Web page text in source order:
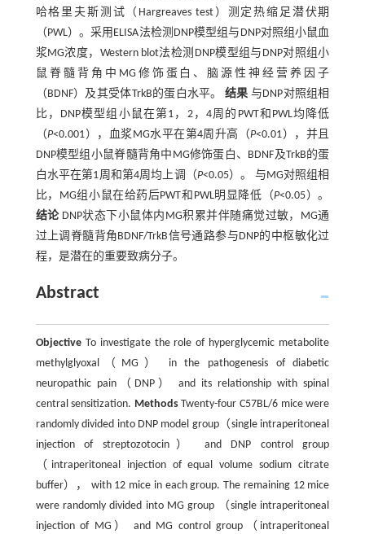
哈格里夫斯测试（Hargreaves test）测定热缩足潜伏期
（PWL）。采用ELISA法检测DNP模型组与DNP对照组小鼠血
浆MG浓度，Western blot法检测DNP模型组与DNP对照组小
鼠脊髓背角中MG修饰蛋白、脑源性神经营养因子
（BDNF）及其受体TrkB的蛋白水平。结果 与DNP对照组相
比，DNP模型组小鼠在第1，2，4周的PWT和PWL均降低
（P<0.001），血浆MG水平在第4周升高（P<0.01），并且
DNP模型组小鼠脊髓背角中MG修饰蛋白、BDNF及TrkB的蛋
白水平在第1周和第4周均上调（P<0.05）。 与MG对照组相
比，MG组小鼠在给药后PWT和PWL明显降低（P<0.05）。
结论DNP状态下小鼠体内MG积累并伴随痛觉过敏，MG通
过上调脊髓背角BDNF/TrkB信号通路参与DNP的中枢敏化过
程，是潜在的重要致病分子。
Abstract
ObjectiveTo investigate the role of hyperglycemic metabolite
methylglyoxal（MG） in the pathogenesis of diabetic
neuropathic pain（DNP） and its relationship with spinal
central sensitization. MethodsTwenty-four C57BL/6 mice were
randomly divided into DNP model group（single intraperitoneal
injection of streptozotocin） and DNP control group
（intraperitoneal injection of equal volume sodium citrate
buffer）， with 12 mice in each group. The remaining 12 mice
were randomly divided into MG group （single intraperitoneal
injection of MG） and MG control group（intraperitoneal